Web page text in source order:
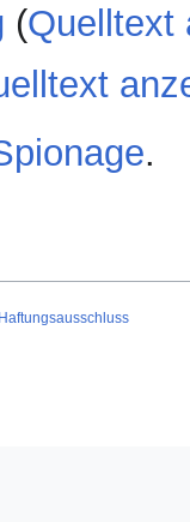
(Quelltext
.
Haftungsausschluss